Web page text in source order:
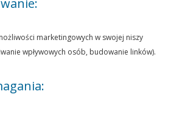
marketingowych w swojej niszy
wpływowych osób, budowanie linków).